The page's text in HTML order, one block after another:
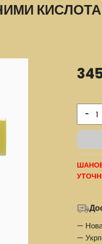
КИСЛОТАМИ
-
—
—